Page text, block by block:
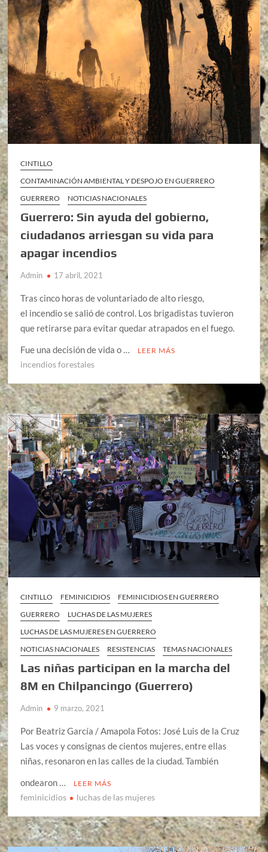
CINTILLO
CONTAMINACIÓN AMBIENTAL Y DESPOJO EN GUERRERO
GUERRERO
NOTICIAS NACIONALES
Guerrero: Sin ayuda del gobierno,
ciudadanos arriesgan su vida para
apagar incendios
Admin 17 abril, 2021
Tras cinco horas de voluntariado de alto riesgo,
el incendio se salió de control. Los brigadistas tuvieron
que retirarse para evitar quedar atrapados en el fuego.
Fue una decisión de vida o …
LEER MÁS
incendios forestales
CINTILLO FEMINICIDIOS
FEMINICIDIOS EN GUERRERO
GUERRERO
LUCHAS DE LAS MUJERES
LUCHAS DE LAS MUJERES EN GUERRERO
NOTICIAS NACIONALES
RESISTENCIAS TEMAS NACIONALES
Las niñas participan en la marcha del
8M en Chilpancingo (Guerrero)
Admin 9 marzo, 2021
Por Beatriz García / Amapola Fotos: José Luis de la Cruz
Las voces y consignas de cientos mujeres, entre ellas
niñas, resonaron en las calles de la ciudad. También
ondearon …
LEER MÁS
feminicidios luchas de las mujeres